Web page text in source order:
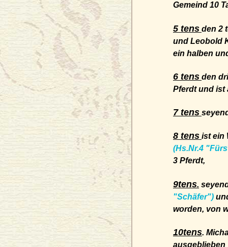
Gemeind 10
5 tens den 2
und Leobold
ein halben
6 tens den
Pferdt und ist
7 tens
8 tens ist ein
(Hs.Nr.4
3 Pferdt,
9tens.
"Schäfer")
worden, von
10tens.
ausgeblieben